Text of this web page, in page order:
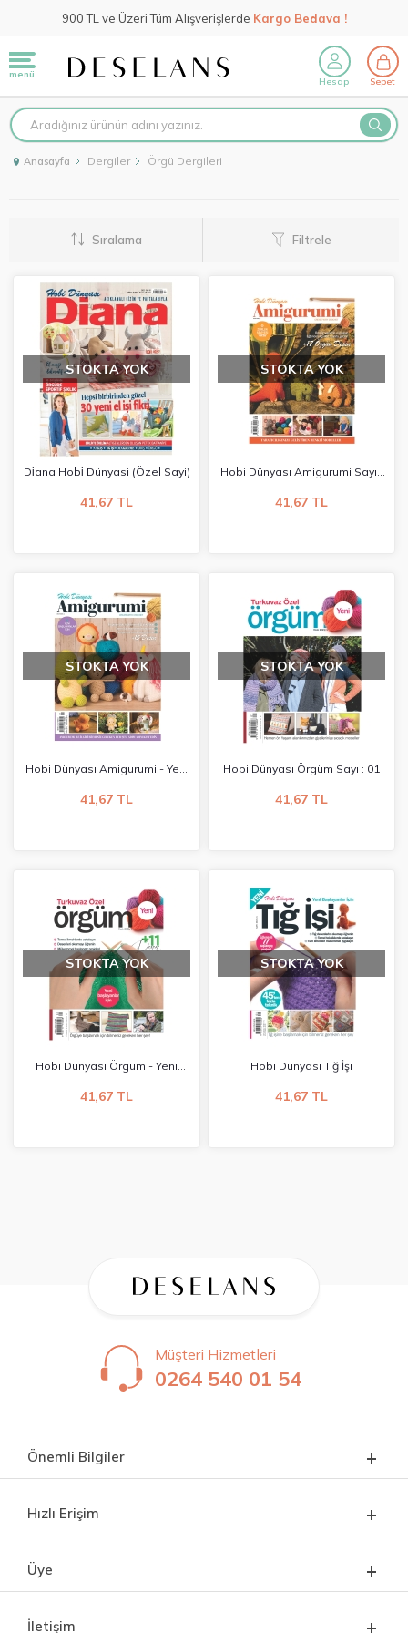
900 TL ve Üzeri Tüm Alışverişlerde Kargo Bedava !
menü
Hesap Sepet
Anasayfa Dergiler Örgü Dergileri
Sıralama Filtrele
STOKTA YOK
Di̇ana Hobi̇ Dünyasi (özel Sayi)
41,67 TL
STOKTA YOK
Hobi Dünyası Amigurumi Sayı :
41,67 TL
STOKTA YOK
Hobi Dünyası Amigurumi - Yeni
41,67 TL
STOKTA YOK
Hobi Dünyası Örgüm Sayı : 01
41,67 TL
STOKTA YOK
Hobi Dünyası Örgüm - Yeni
41,67 TL
STOKTA YOK
Hobi Dünyası Tığ İşi
41,67 TL
Müşteri Hizmetleri
0264 540 01 54
Önemli Bilgiler
Hızlı Erişim
Üye
İletişim